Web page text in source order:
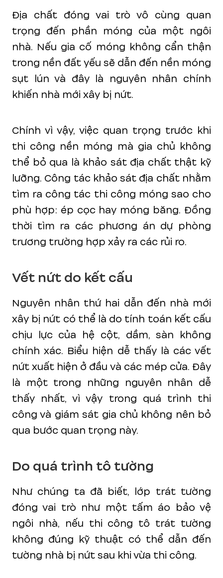
Địa chất đóng vai trò vô cùng quan
trọng đến phần móng của một ngôi
nhà. Nếu gia cố móng không cẩn thận
trong nền đất yếu sẽ dẫn đến nền móng
sụt lún và đây là nguyên nhân chính
khiến nhà mới xây bị nứt.
Chính vì vậy, việc quan trọng trước khi
thi công nền móng mà gia chủ không
thể bỏ qua là khảo sát địa chất thật kỹ
lưỡng. Công tác khảo sát địa chất nhằm
tìm ra công tác thi công móng sao cho
phù hợp: ép cọc hay móng băng. Đồng
thời tìm ra các phương án dự phòng
trương trường hợp xảy ra các rủi ro.
Vết nứt do kết cấu
Nguyên nhân thứ hai dẫn đến nhà mới
xây bị nứt có thể là do tính toán kết cấu
chịu lực của hệ cột, dầm, sàn không
chính xác. Biểu hiện dễ thấy là các vết
nứt xuất hiện ở đầu và các mép cửa. Đây
là một trong những nguyên nhân dễ
thấy nhất, vì vậy trong quá trình thi
công và giám sát gia chủ không nên bỏ
qua bước quan trọng này.
Do quá trình tô tường
Như chúng ta đã biết, lớp trát tường
đóng vai trò như một tấm áo bảo vệ
ngôi nhà, nếu thi công tô trát tường
không đúng kỹ thuật có thể dẫn đến
tường nhà bị nứt sau khi vừa thi công.